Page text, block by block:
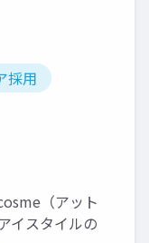
採用
（アット
イスタイルの